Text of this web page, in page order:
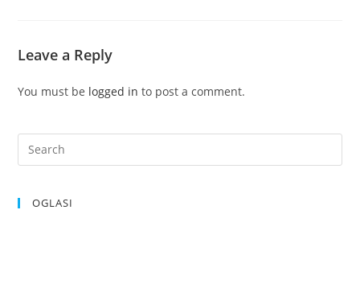
Leave a Reply
You must be logged in to post a comment.
OGLASI